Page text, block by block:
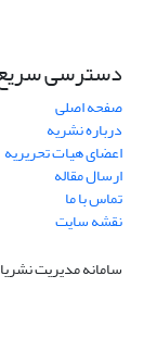
دسترسی
صفحه اصلی
درباره نشریه
اعضای هیات تحریریه
ارسال مقاله
تماس با ما
نقشه سایت
سامانه مدیریت